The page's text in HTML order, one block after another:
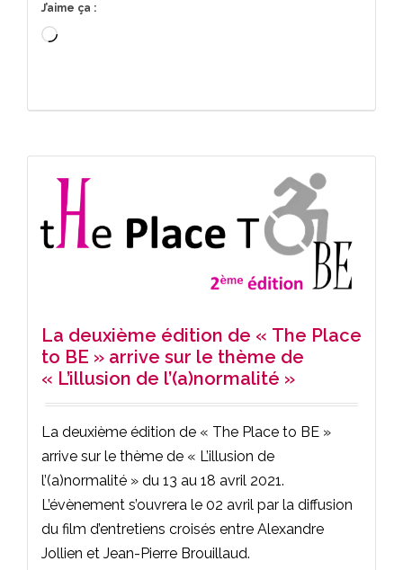
J’aime ça :
Chargement…
La deuxième édition de « The Place
to BE » arrive sur le thème de
« L’illusion de l’(a)normalité »
La deuxième édition de « The Place to BE »
arrive sur le thème de « L’illusion de
l’(a)normalité » du 13 au 18 avril 2021.
L’évènement s’ouvrera le 02 avril par la diffusion
du film d’entretiens croisés entre Alexandre
Jollien et Jean-Pierre Brouillaud.